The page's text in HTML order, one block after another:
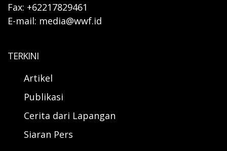
Fax: +62217829461
E-mail: media@wwf.id
TERKINI
Artikel
Publikasi
Cerita dari Lapangan
Siaran Pers